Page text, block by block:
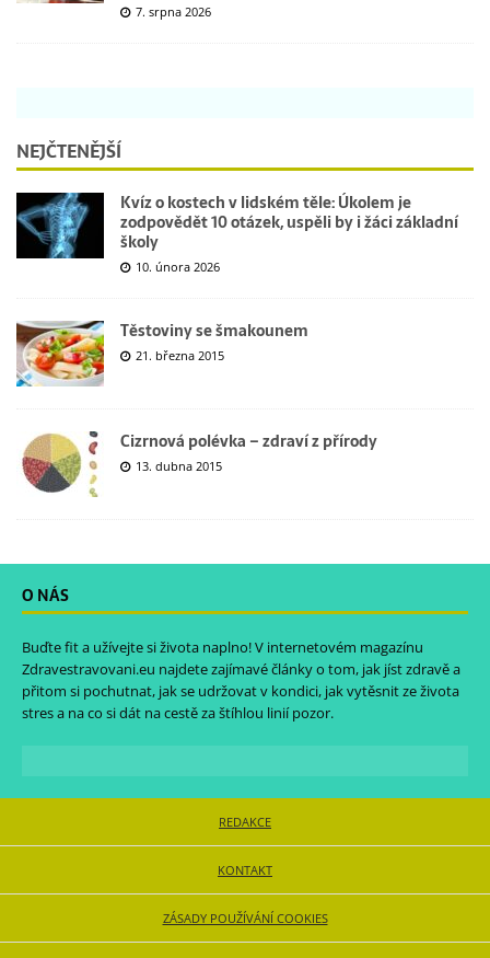
7. srpna 2026
NEJČTENĚJŠÍ
Kvíz o kostech v lidském těle: Úkolem je
zodpovědět 10 otázek, uspěli by i žáci základní
školy
10. února 2026
Těstoviny se šmakounem
21. března 2015
Cizrnová polévka – zdraví z přírody
13. dubna 2015
O NÁS
Buďte fit a užívejte si života naplno! V internetovém magazínu
Zdravestravovani.eu najdete zajímavé články o tom, jak jíst zdravě a
přitom si pochutnat, jak se udržovat v kondici, jak vytěsnit ze života
stres a na co si dát na cestě za štíhlou linií pozor.
REDAKCE
KONTAKT
ZÁSADY POUŽÍVÁNÍ COOKIES